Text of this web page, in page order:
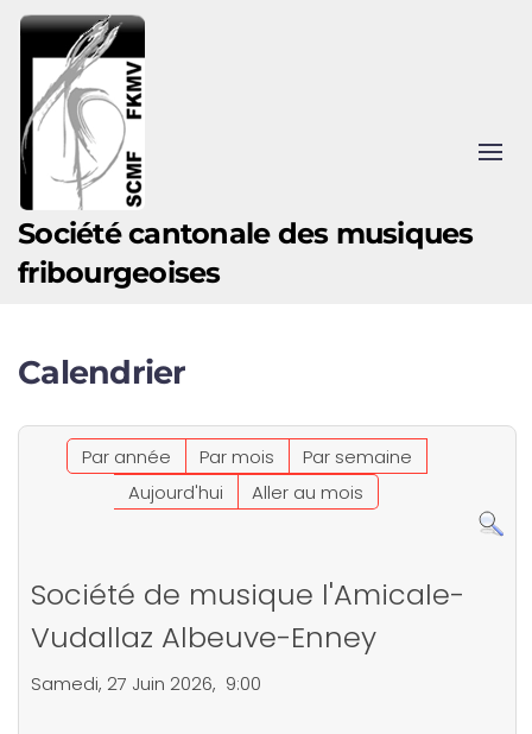
Accéder au contenu principal
Société cantonale des musiques
fribourgeoises
Calendrier
Par année Par mois
Par semaine
Aujourd'hui
Aller au mois
Société de musique l'Amicale-
Vudallaz Albeuve-Enney
Samedi, 27 Juin 2026, 9:00